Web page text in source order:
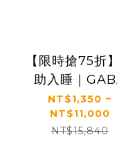
【限時搶75折
助入睡｜
PLUS+｜✅正
證｜【太陽星】
效克菲爾益生菌
NT$1,350 ~
NT$11,000
NT$15,840